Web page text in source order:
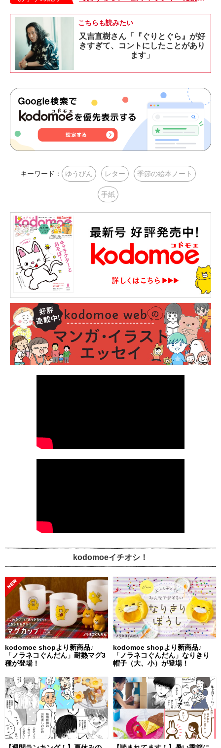
こちらも読みたい
又吉直樹さん「『ぐりとぐら』が好
きすぎて、コントにしたことがあり
ます」
キーワード： ゆうびん レター 季節の絵本ノート
手紙
kodomoeイチオシ！
kodomoe shopより新商品♪
「ノラネコぐんだん」耐熱マグ3
種が登場！
kodomoe shopより新商品♪
「ノラネコぐんだん」なりきり
帽子（大、小）が登場！